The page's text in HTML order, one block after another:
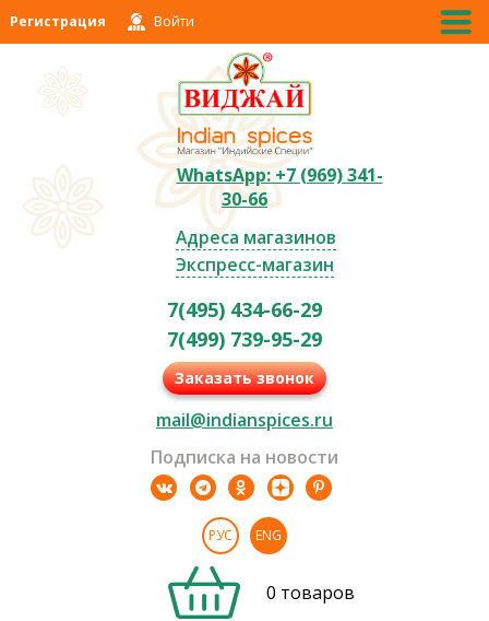
Регистрация Войти
WhatsApp: +7 (969) 341-
30-66
Адреса магазинов
Экспресс-магазин
7(495) 434-66-29
7(499) 739-95-29
Заказать звонок
mail@indianspices.ru
Подписка на новости
РУС ENG
0 товаров